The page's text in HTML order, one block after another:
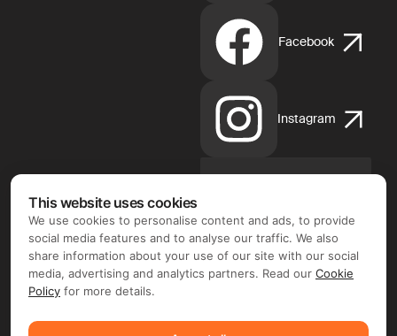
Facebook
Instagram
Store
d'Apple
This website uses cookies
We use cookies to personalise content and ads, to provide
social media features and to analyse our traffic. We also
share information about your use of our site with our social
media, advertising and analytics partners. Read our Cookie
Policy for more details.